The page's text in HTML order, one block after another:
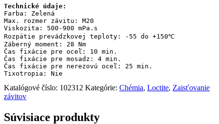
vysoká
pevnosť
quantity
Technické údaje:
Farba: Zelená
Max. rozmer závitu: M20
Viskozita: 500-900 mPa.s
Rozpätie prevádzkovej teploty: -55 do +150℃
Záberný moment: 28 Nm
Čas fixácie pre oceľ: 10 min.
Čas fixácie pre mosadz: 4 min.
Čas fixácie pre nerezovú oceľ: 25 min.
Tixotropia: Nie
Katalógové číslo: 102312 Kategórie: Chémia, Loctite, Zaisťovanie
závitov
Súvisiace produkty